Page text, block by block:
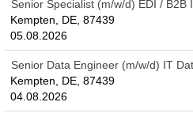
Senior Specialist (m/w/d) EDI / B2B
Kempten, DE, 87439
05.08.2026
Senior Data Engineer (m/w/d) IT
Kempten, DE, 87439
04.08.2026